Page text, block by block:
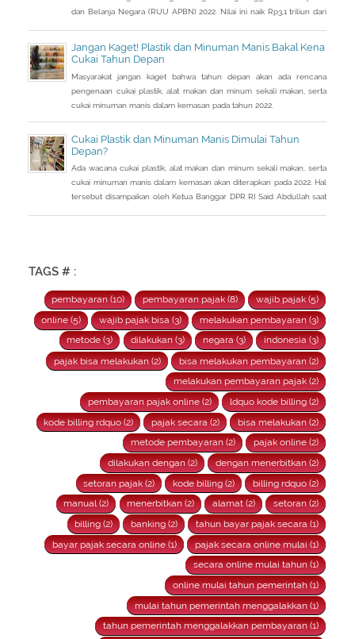
dan Belanja Negara (RUU APBN) 2022. Nilai ini naik Rp3,1 triliun dari
pada 16 Agustus 2021.
Jangan Kaget! Plastik dan Minuman Manis Bakal Kena
Cukai Tahun Depan
Masyarakat jangan kaget bahwa tahun depan akan ada rencana
pengenaan cukai plastik, alat makan dan minum sekali makan, serta
cukai minuman manis dalam kemasan pada tahun 2022.
Cukai Plastik dan Minuman Manis Dimulai Tahun
Depan?
Ada wacana cukai plastik, alat makan dan minum sekali makan, serta
cukai minuman manis dalam kemasan akan diterapkan pada 2022. Hal
tersebut disampaikan oleh Ketua Banggar DPR RI Said Abdullah saat
TAGS # :
pembayaran (10) pembayaran pajak (8)
wajib pajak (5)
online (5)
wajib pajak bisa (3)
melakukan pembayaran (3)
metode (3)
dilakukan (3) negara (3)
indonesia (3)
pajak bisa melakukan (2)
bisa melakukan pembayaran (2)
melakukan pembayaran pajak (2)
pembayaran pajak online (2)
ldquo kode billing (2)
kode billing rdquo (2)
pajak secara (2)
bisa melakukan (2)
metode pembayaran (2)
pajak online (2)
dilakukan dengan (2)
dengan menerbitkan (2)
setoran pajak (2)
kode billing (2)
billing rdquo (2)
manual (2)
menerbitkan (2) alamat (2)
setoran (2)
billing (2)
banking (2)
tahun bayar pajak secara (1)
bayar pajak secara online (1)
pajak secara online mulai (1)
secara online mulai tahun (1)
online mulai tahun pemerintah (1)
mulai tahun pemerintah menggalakkan (1)
tahun pemerintah menggalakkan pembayaran (1)